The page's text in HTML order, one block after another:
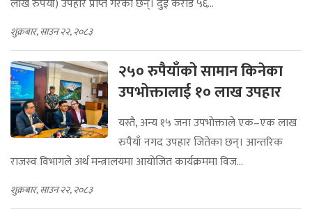
लाख रुपैयाँ) उपहार प्राप्त गरेका छन्। दुई करोड ५६...
शुक्रबार, साउन २२, २०८३
२५० रुपैयाँको सामान किनेका
उपभोक्तालाई १० लाख उपहार
यस्तै, अन्य १५ जना उपभोक्ताले एक–एक लाख
रुपैयाँ नगद उपहार जितेका छन्। आन्तरिक
राजस्व विभागले अर्थ मन्त्रालयमा आयोजित कार्यक्रममा विज...
शुक्रबार, साउन २२, २०८३